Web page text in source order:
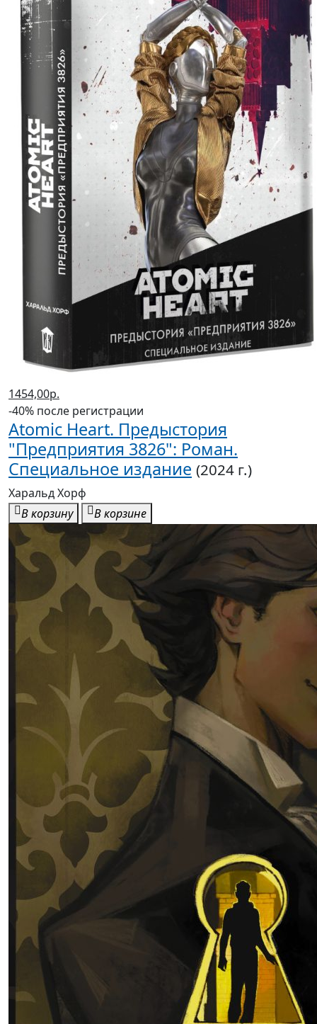
1454,00р.
-40% после регистрации
Atomic Heart. Предыстория
"Предприятия 3826": Роман.
Специальное издание (2024 г.)
Харальд Хорф
В корзину
В корзине